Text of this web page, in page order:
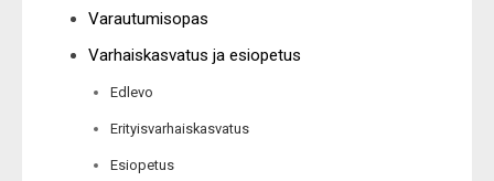
Varautumisopas
Varhaiskasvatus ja esiopetus
Edlevo
Erityisvarhaiskasvatus
Esiopetus